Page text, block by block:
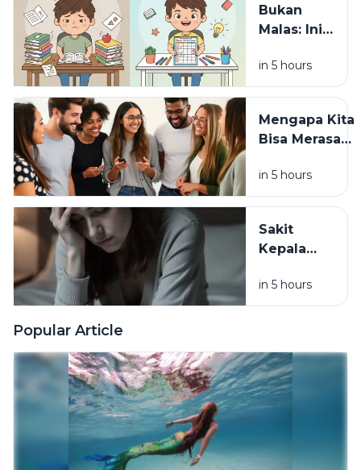
Sebelum
Tidur?
Bukan
Malas: Ini
Terjadi
pada Otak
Seseorang
Sulit
Aktivitas
in 5 hours
Mengapa Kita
Bisa Merasa
Bersosialisasi?
Memahami
Social Battery
in 5 hours
Sakit
Kepala
Setelah
Bangun
yang
Mungkin
Menjadi
in 5 hours
Popular Article